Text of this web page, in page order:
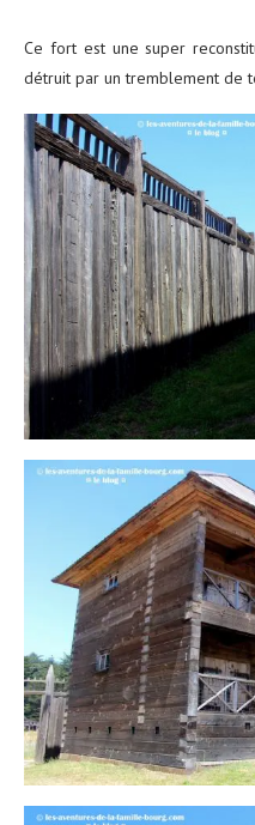
Ce fort est une super
détruit par un tremblement de